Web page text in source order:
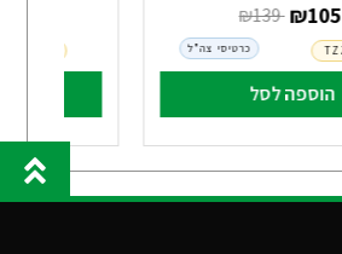
‏ ₪
139 105
הוספה לסל
כרטיסי צה"ל